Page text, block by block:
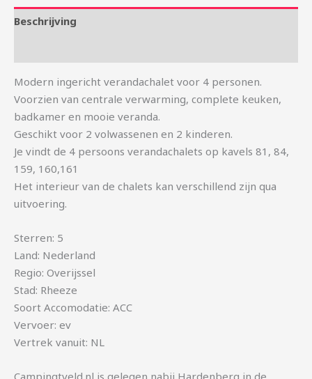
Beschrijving
Modern ingericht verandachalet voor 4 personen.
Voorzien van centrale verwarming, complete keuken,
badkamer en mooie veranda.
Geschikt voor 2 volwassenen en 2 kinderen.
Je vindt de 4 persoons verandachalets op kavels 81, 84,
159, 160,161
Het interieur van de chalets kan verschillend zijn qua
uitvoering.
Sterren: 5
Land: Nederland
Regio: Overijssel
Stad: Rheeze
Soort Accomodatie: ACC
Vervoer: ev
Vertrek vanuit: NL